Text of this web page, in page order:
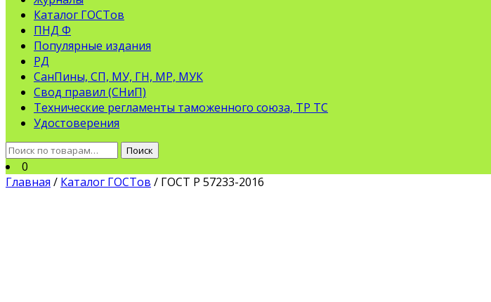
Каталог ГОСТов
ПНД Ф
Популярные издания
РД
СанПины, СП, МУ, ГН, МР, МУК
Свод правил (СНиП)
Технические регламенты таможенного союза, ТР ТС
Удостоверения
Искать:
Поиск
0
Главная / Каталог ГОСТов / ГОСТ Р 57233-2016